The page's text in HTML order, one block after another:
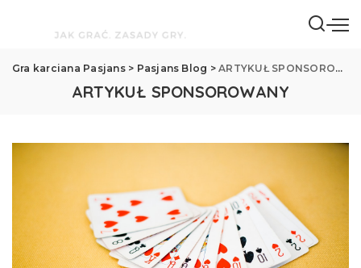
Gra karciana Pasjans> Pasjans Blog >ARTYKUŁ SPONSOROWANY
ARTYKUŁ SPONSOROWANY